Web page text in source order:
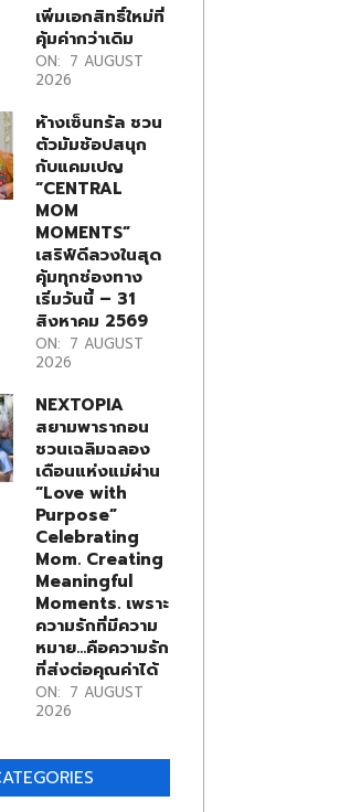
เพิ่มเอกสิทธิ์ใหม่ที่
คุ้มค่ากว่าเดิม
ON: 7 AUGUST
2026
ห้างเซ็นทรัล ชวน
ตัวมัมช้อปสนุก
กับแคมเปญ
“CENTRAL
MOM
MOMENTS”
เสริฟ์ดีลวงในสุด
คุ้มทุกช่องทาง
เริ่มวันนี้ – 31
สิงหาคม 2569
ON: 7 AUGUST
2026
NEXTOPIA
สยามพารากอน
ชวนเฉลิมฉลอง
เดือนแห่งแม่ผ่าน
“Love with
Purpose”
Celebrating
Mom. Creating
Meaningful
Moments. เพราะ
ความรักที่มีความ
หมาย…คือความรัก
ที่ส่งต่อคุณค่าได้
ON: 7 AUGUST
2026